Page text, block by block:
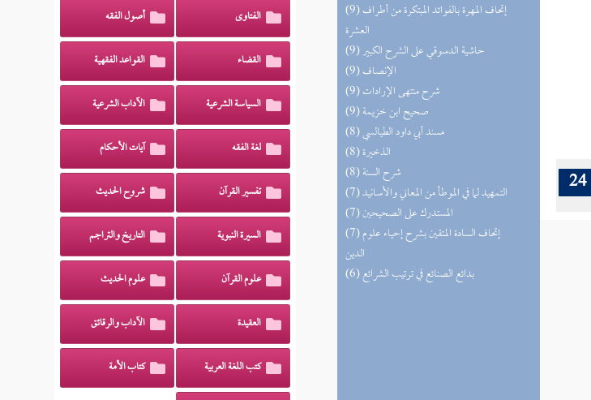
(9) إتحاف المهرة بالفوائد المبتكرة من أطراف
العشرة
(9) حاشية الدسوقي على الشرح الكبير
(9) الإنصاف
(9) شرح منتهى الإرادات
(9) صحيح ابن خزيمة
(8) مسند أبي داود الطيالسي
(8) الذخيرة
(8) شرح السنة
(7) التمهيد لما في الموطأ من المعاني والأسانيد
(7) المستدرك على الصحيحين
(7) إتحاف السادة المتقين بشرح إحياء علوم
الدين
(6) بدائع الصنائع في ترتيب الشرائع
24
الفتاوى أصول الفقه
القضاء القواعد الفقهية
السياسة الشرعية الآداب الشرعية
لغة الفقه آيات الأحكام
تفسير القرآن شروح الحديث
السيرة النبوية التاريخ والتراجم
علوم القرآن علوم الحديث
العقيدة الآداب والرقائق
كتب اللغة العربية كتاب الأمة